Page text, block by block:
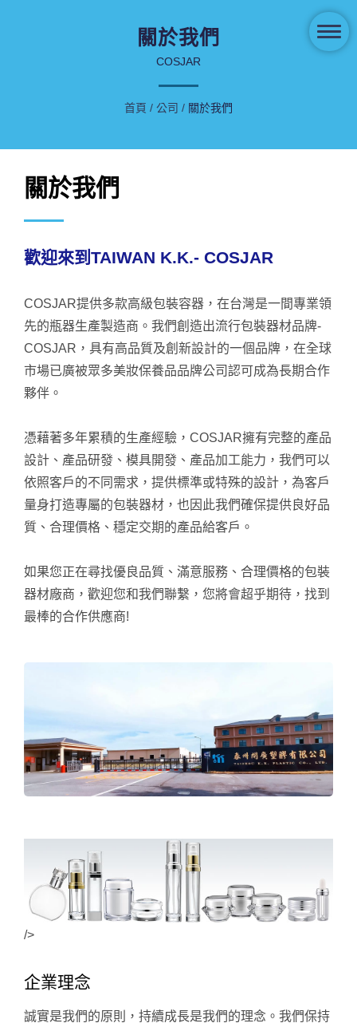
關於我們
COSJAR
首頁 / 公司 / 關於我們
關於我們
歡迎來到TAIWAN K.K.- COSJAR
COSJAR提供多款高級包裝容器，在台灣是一間專業領
先的瓶器生產製造商。我們創造出流行包裝器材品牌-
COSJAR，具有高品質及創新設計的一個品牌，在全球
市場已廣被眾多美妝保養品品牌公司認可成為長期合作
夥伴。
憑藉著多年累積的生產經驗，COSJAR擁有完整的產品
設計、產品研發、模具開發、產品加工能力，我們可以
依照客戶的不同需求，提供標準或特殊的設計，為客戶
量身打造專屬的包裝器材，也因此我們確保提供良好品
質、合理價格、穩定交期的產品給客戶。
如果您正在尋找優良品質、滿意服務、合理價格的包裝
器材廠商，歡迎您和我們聯繫，您將會超乎期待，找到
最棒的合作供應商!
/>
企業理念
誠實是我們的原則，持續成長是我們的理念。我們保持